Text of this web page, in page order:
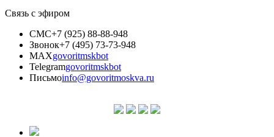
Связь с эфиром
СМС+7 (925) 88-88-948
Звонок+7 (495) 73-73-948
MAXgovoritmskbot
Telegramgovoritmskbot
Письмоinfo@govoritmoskva.ru